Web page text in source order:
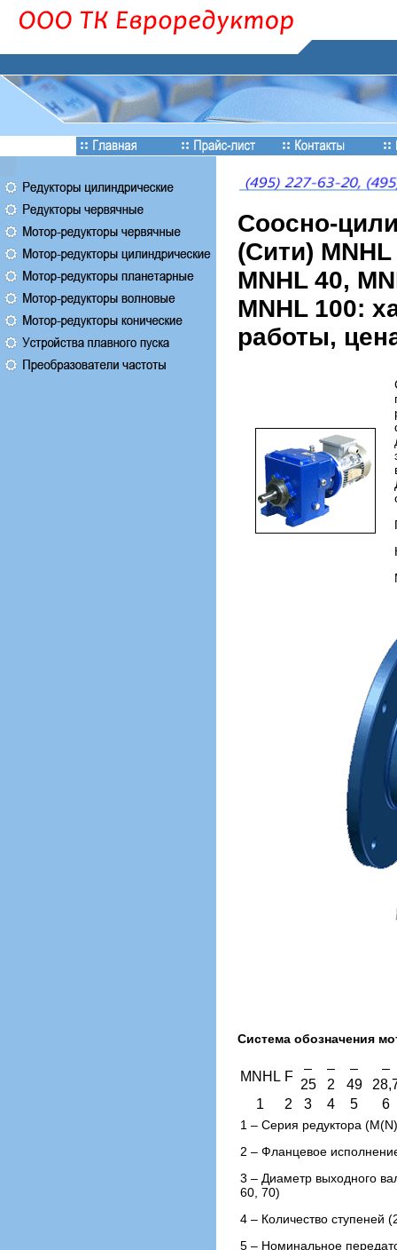
Соосно-
(Сити)
MNHL 40,
MNHL 100:
работы,
Система обозначения
MNHL F
–
25
–
2
–
49
–
1
2 3 4 5 6
1 – Серия редуктора
2 – Фланцевое
3 – Диаметр выходного
60, 70)
4 – Количество ступеней
5 – Номинальное